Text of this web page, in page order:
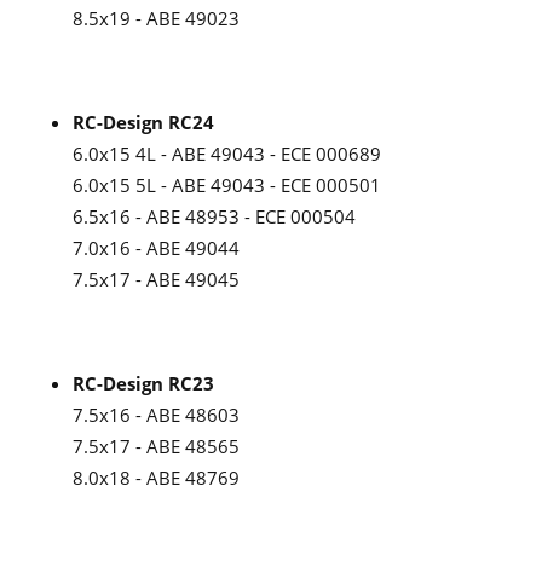
8.5x19 - ABE 49023
RC-Design RC24
6.0x15 4L - ABE 49043 - ECE 000689
6.0x15 5L - ABE 49043 - ECE 000501
6.5x16 - ABE 48953 - ECE 000504
7.0x16 - ABE 49044
7.5x17 - ABE 49045
RC-Design RC23
7.5x16 - ABE 48603
7.5x17 - ABE 48565
8.0x18 - ABE 48769